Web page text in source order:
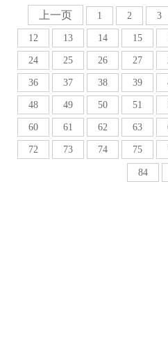
上一页 1 2 3
12 13 14 15
24 25 26 27
36 37 38 39
48 49 50 51
60 61 62 63
72 73 74 75
84